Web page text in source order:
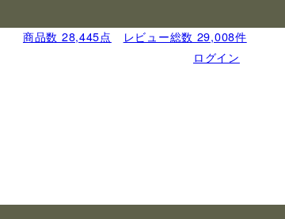
商品数 28,445点
レビュー総数 29,008件
ログイン